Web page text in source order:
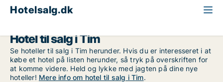
Hotelsalg.dk
Hotel til salg i Tim
Se hoteller til salg i Tim herunder. Hvis du er interesseret i at
købe et hotel på listen herunder, så tryk på overskriften for
at komme videre. Held og lykke med jagten på dine nye
hoteller! Mere info om hotel til salg i Tim.